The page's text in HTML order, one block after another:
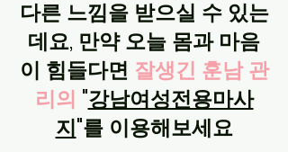
다른 느낌을 받으실 수 있는
데요, 만약 오늘 몸과 마음
이 힘들다면 잘생긴 훈남 관
리의 "강남여성전용마사
지"를 이용해보세요